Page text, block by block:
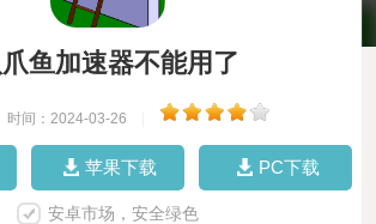
鱼加速器不能用了
时间：2024-03-26
苹果下载 PC下载
安卓市场，安全绿色